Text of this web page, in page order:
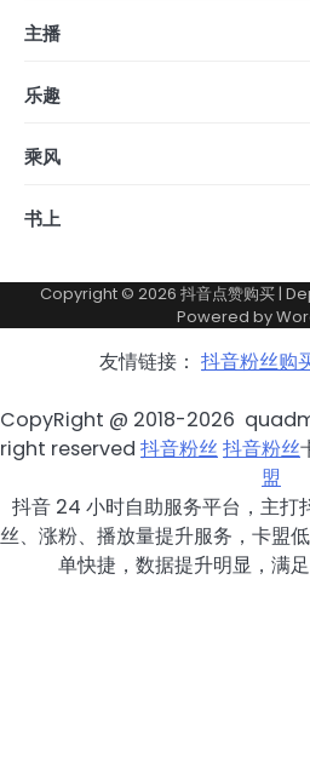
主播
乐趣
乘风
书上
Copyright © 2026 抖音点赞购买|
Powered by
友情链接： 抖音粉丝购
CopyRight @ 2018-2026
right reserved 抖音粉丝抖音粉丝
盟
抖音 24 小时自助服务平台，主打
丝、涨粉、播放量提升服务，卡盟
单快捷，数据提升明显，满